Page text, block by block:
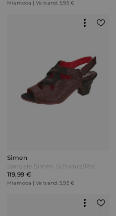
Miamoda | Versand: 5,95 €
Simen
Sandale Simen Schwarz/Rot
119,99 €
Miamoda | Versand: 5,95 €